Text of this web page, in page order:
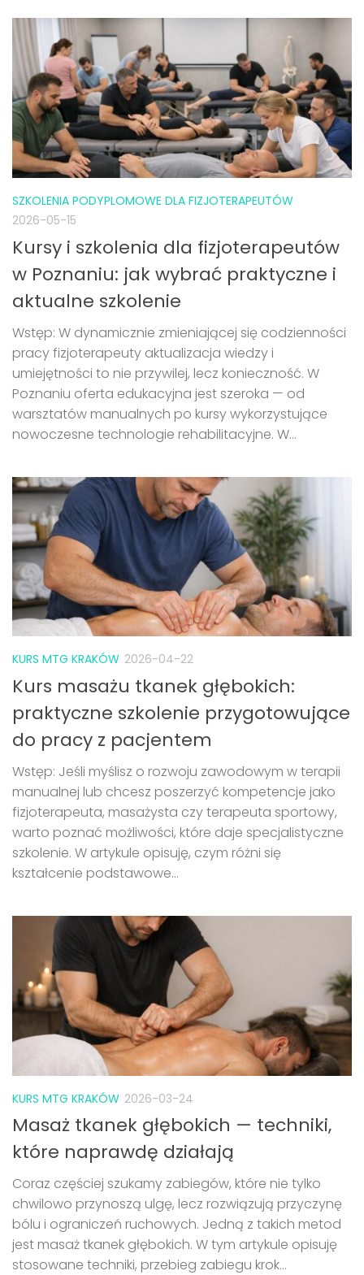
SZKOLENIA PODYPLOMOWE DLA FIZJOTERAPEUTÓW
2026-05-15
Kursy i szkolenia dla fizjoterapeutów
w Poznaniu: jak wybrać praktyczne i
aktualne szkolenie
Wstęp: W dynamicznie zmieniającej się codzienności
pracy fizjoterapeuty aktualizacja wiedzy i
umiejętności to nie przywilej, lecz konieczność. W
Poznaniu oferta edukacyjna jest szeroka — od
warsztatów manualnych po kursy wykorzystujące
nowoczesne technologie rehabilitacyjne. W...
KURS MTG KRAKÓW 2026-04-22
Kurs masażu tkanek głębokich:
praktyczne szkolenie przygotowujące
do pracy z pacjentem
Wstęp: Jeśli myślisz o rozwoju zawodowym w terapii
manualnej lub chcesz poszerzyć kompetencje jako
fizjoterapeuta, masażysta czy terapeuta sportowy,
warto poznać możliwości, które daje specjalistyczne
szkolenie. W artykule opisuję, czym różni się
kształcenie podstawowe...
KURS MTG KRAKÓW 2026-03-24
Masaż tkanek głębokich — techniki,
które naprawdę działają
Coraz częściej szukamy zabiegów, które nie tylko
chwilowo przynoszą ulgę, lecz rozwiązują przyczynę
bólu i ograniczeń ruchowych. Jedną z takich metod
jest masaż tkanek głębokich. W tym artykule opisuję
stosowane techniki, przebieg zabiegu krok...